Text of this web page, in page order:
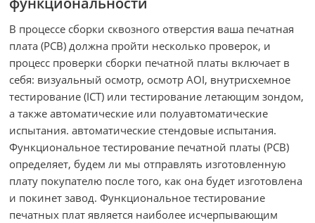
В процессе сборки сквозного отверстия ваша печатная
плата (PCB) должна пройти несколько проверок, и
процесс проверки сборки печатной платы включает в
себя: визуальный осмотр, осмотр AOI, внутрисхемное
тестирование (ICT) или тестирование летающим зондом,
а также автоматические или полуавтоматические
испытания. автоматические стендовые испытания.
Функциональное тестирование печатной платы (PCB)
определяет, будем ли мы отправлять изготовленную
плату покупателю после того, как она будет изготовлена ​​
и покинет завод. Функциональное тестирование
печатных плат является наиболее исчерпывающим